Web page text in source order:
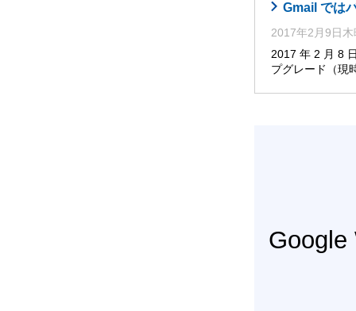
Gmail では
2017年2月9日木
2017 年 2 月 8
プグレード（現
Google